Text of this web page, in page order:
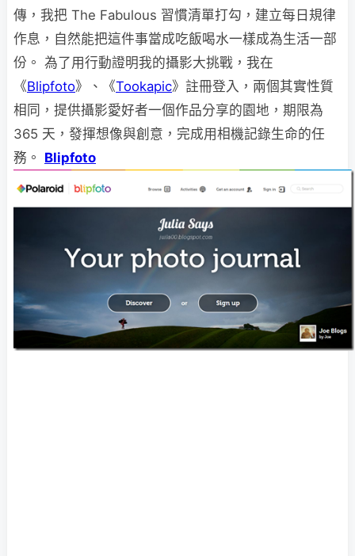
傳，我把 The Fabulous 習慣清單打勾，建立每日規律
作息，自然能把這件事當成吃飯喝水一樣成為生活一部
份。 為了用行動證明我的攝影大挑戰，我在
《Blipfoto》、《Tookapic》註冊登入，兩個其實性質
相同，提供攝影愛好者一個作品分享的園地，期限為
365 天，發揮想像與創意，完成用相機記錄生命的任
務。 Blipfoto